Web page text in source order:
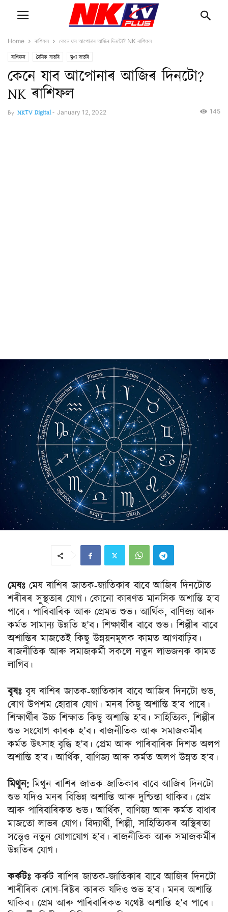
Home ৰাশিফল কেনে যাব আপোনাৰ আজিৰ দিনটো? NK ৰাশিফল
ৰাশিফল দৈনিক বাতৰি মুখ্য বাতৰি
কেনে যাব আপোনাৰ আজিৰ দিনটো?
NK ৰাশিফল
By NKTV Digital- January 12, 2022 145
মেষঃ মেষ ৰাশিৰ জাতক-জাতিকাৰ বাবে আজিৰ দিনটোত
শৰীৰৰ সুস্থতাৰ যােগ। কোনো কাৰণত মানসিক অশান্তি হ’ব
পাৰে। পাৰিবাৰিক আৰু প্রেমত শুভ। আর্থিক, বাণিজ্য আৰু
কৰ্মত সামান্য উন্নতি হ’ব। শিক্ষার্থীৰ বাবে শুভ। শিল্পীৰ বাবে
অশান্তিৰ মাজতেই কিছু উন্নয়নমূলক কামত আগবাঢ়িব।
ৰাজনীতিক আৰু সমাজকর্মী সকলে নতুন লাভজনক কামত
লাগিব।
বৃষঃ বৃষ ৰাশিৰ জাতক-জাতিকাৰ বাবে আজিৰ দিনটো শুভ,
ৰোগ উপশম হােৱাৰ যােগ। মনৰ কিছু অশান্তি হ’ব পাৰে।
শিক্ষার্থীৰ উচ্চ শিক্ষাত কিছু অশান্তি হ’ব। সাহিত্যিক, শিল্পীৰ
শুভ সংযােগ কাৰক হ’ব। ৰাজনীতিক আৰু সমাজকৰ্মীৰ
কৰ্মত উৎসাহ বৃদ্ধি হ’ব। প্রেম আৰু পাৰিবাৰিক দিশত অলপ
অশান্তি হ’ব। আর্থিক, বাণিজ্য আৰু কৰ্মত অলপ উন্নত হ’ব।
মিথুন: মিথুন ৰাশিৰ জাতক-জাতিকাৰ বাবে আজিৰ দিনটো
শুভ যদিও মনৰ বিভিন্ন অশান্তি আৰু দুশ্চিন্তা থাকিব। প্ৰেম
আৰু পাৰিবাৰিকত শুভ। আর্থিক, বাণিজ্য আৰু কৰ্মত বাধাৰ
মাজতাে লাভৰ যােগ। বিদ্যার্থী, শিল্পী, সাহিত্যিকৰ অস্থিৰতা
সত্ত্বেও নতুন যােগাযােগ হ’ব। ৰাজনীতিক আৰু সমাজকৰ্মীৰ
উন্নতিৰ যােগ।
কৰ্কটঃ কৰ্কট ৰাশিৰ জাতক-জাতিকাৰ বাবে আজিৰ দিনটো
শাৰীৰিক ৰোগ-ৰিষ্টৰ কাৰক যদিও শুভ হ’ব। মনৰ অশান্তি
থাকিব। প্ৰেম আৰু পাৰিবাৰিকত যথেষ্ট অশান্তি হ’ব পাৰে।